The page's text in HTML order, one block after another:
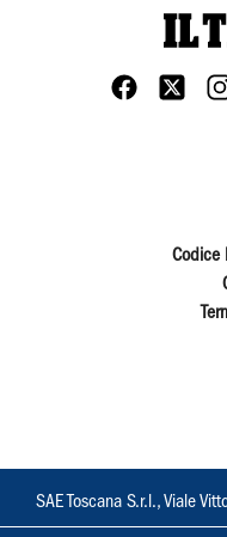
Codice
SAE Toscana S.r.l., Viale